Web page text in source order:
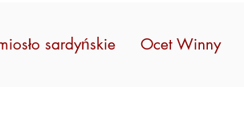
sardyńskie Ocet Winny